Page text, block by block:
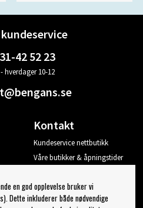
42 52 23
hverdager 10-12
Kontakt
Kundeservice nettbutikk
Våre butikker & åpningstider
Logg ut
en god opplevelse bruker vi
Dette inkluderer både nødvendige